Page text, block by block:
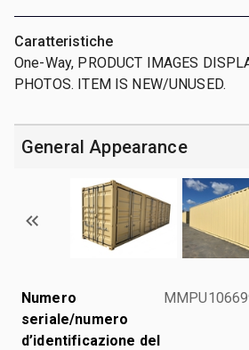
Caratteristiche
One-Way, PRODUCT IMAGES
PHOTOS. ITEM IS NEW/UNUSED.
General Appearance
Numero
seriale/numero
d’identificazione del